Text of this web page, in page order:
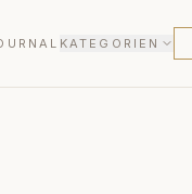
KATEGORIEN